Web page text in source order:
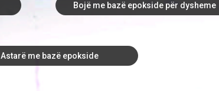
Bojë me bazë epokside për dysheme
Astarë me bazë epokside